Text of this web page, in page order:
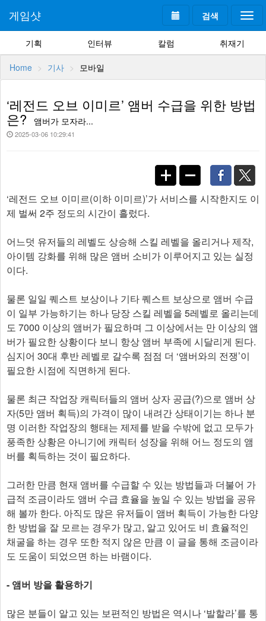
검색
게임샷
기획 인터뷰 칼럼 취재기
Home 기사 모바일
‘레전드 오브 이미르’ 앰버 수급을 위한 방법
은? 앰버가 모자라...
2025-03-06 10:29:41
‘레전드 오브 이미르(이하 이미르)’가 서비스를 시작한지도 이
제 벌써 2주 정도의 시간이 흘렀다.
어느덧 유저들의 레벨도 상승해 스킬 레벨을 올리거나 제작,
아이템 강화를 위해 많은 앰버 소비가 이루어지고 있는 실정
이다.
물론 일일 퀘스트 보상이나 기타 퀘스트 보상으로 앰버 수급
이 일부 가능하기는 하나 당장 스킬 레벨을 5레벨로 올리는데
도 7000 이상의 앰버가 필요하며 그 이상에서는 만 이상의 앰
버가 필요한 상황이다 보니 항상 앰버 부족에 시달리게 된다.
심지어 30대 후반 레벨로 갈수록 점점 더 ‘앰버와의 전쟁’이
필요한 시점에 직면하게 된다.
물론 최근 작업장 캐릭터들의 앰버 상자 공급(?)으로 앰버 상
자(5만 앰버 획득)의 가격이 많이 내려간 상태이기는 하나 분
명 이러한 작업장의 행태는 제제를 받을 수밖에 없고 모두가
풍족한 상황은 아니기에 캐릭터 성장을 위해 어느 정도의 앰
버를 획득하는 것이 필요하다.
그러한 만큼 현재 앰버를 수급할 수 있는 방법들과 더불어 가
급적 조금이라도 앰버 수급 효율을 높일 수 있는 방법을 공유
해 볼까 한다. 아직도 많은 유저들이 앰버 획득이 가능한 다양
한 방법을 잘 모르는 경우가 많고, 알고 있어도 비 효율적인
채굴을 하는 경우 또한 적지 않은 만큼 이 글을 통해 조금이라
도 도움이 되었으면 하는 바램이다.
- 앰버 방을 활용하기
많은 분들이 알고 있는 보편적인 방법은 역시나 ‘발할라’를 통